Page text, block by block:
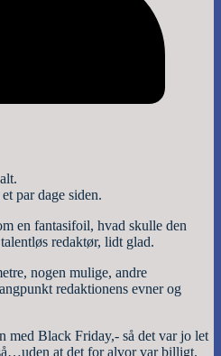
par dage siden.
en fantasifoil, hvad skulle den
redaktør, lidt glad.
nogen mulige, andre
redaktionens evner og
med Black Friday,- så det var jo let
at det for alvor var billigt.